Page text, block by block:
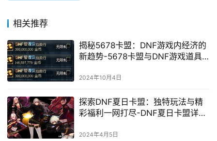
相关推荐
揭秘5678卡盟：DNF游戏内经济的
新趋势-5678卡盟与DNF游戏道具
2024年10月4日
探索DNF夏日卡盟：独特玩法与精
彩福利一网打尽-DNF夏日卡盟详细
升游戏体验
2024年4月5日